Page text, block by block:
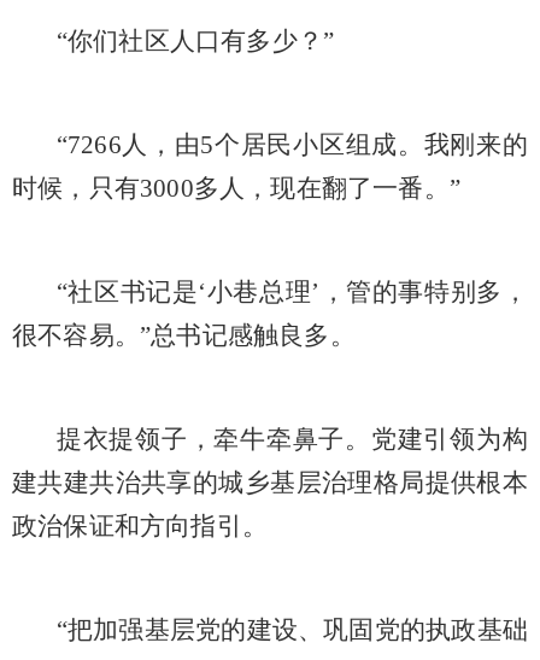
“你们社区人口有多少？”
“7266人，由5个居民小区组成。我刚来的
时候，只有3000多人，现在翻了一番。”
“社区书记是‘小巷总理’，管的事特别多，
很不容易。”总书记感触良多。
提衣提领子，牵牛牵鼻子。党建引领为构
建共建共治共享的城乡基层治理格局提供根本
政治保证和方向指引。
“把加强基层党的建设、巩固党的执政基础